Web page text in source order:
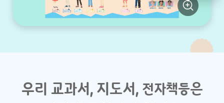
우리 교과서, 지도서, 전자책등은